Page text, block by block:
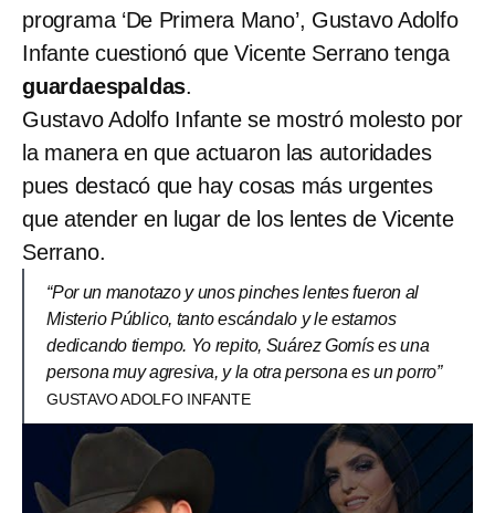
programa ‘De Primera Mano’, Gustavo Adolfo
Infante cuestionó que Vicente Serrano tenga
guardaespaldas.
Gustavo Adolfo Infante se mostró molesto por
la manera en que actuaron las autoridades
pues destacó que hay cosas más urgentes
que atender en lugar de los lentes de Vicente
Serrano.
“Por un manotazo y unos pinches lentes fueron al
Misterio Público, tanto escándalo y le estamos
dedicando tiempo. Yo repito, Suárez Gomís es una
persona muy agresiva, y la otra persona es un porro”
GUSTAVO ADOLFO INFANTE